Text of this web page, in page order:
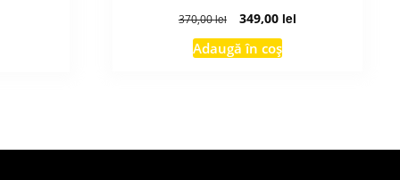
370,00lei
Prețul
inițial
a
349,00 leiPrețul
Adaugă în coș